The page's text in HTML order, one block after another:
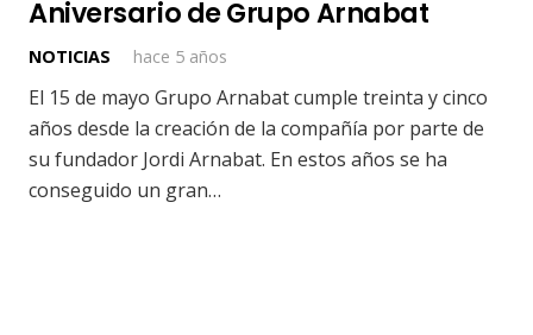
Aniversario de Grupo Arnabat
NOTICIAS hace 5 años
El 15 de mayo Grupo Arnabat cumple treinta y cinco
años desde la creación de la compañía por parte de
su fundador Jordi Arnabat. En estos años se ha
conseguido un gran…